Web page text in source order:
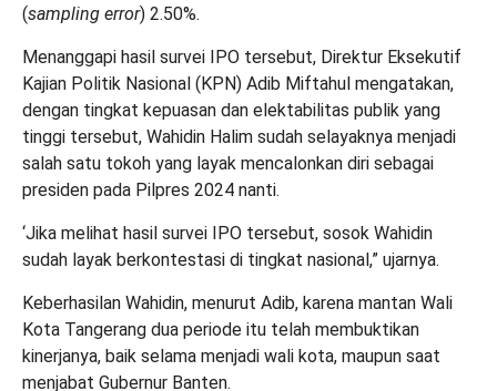
(sampling error) 2.50%.
Menanggapi hasil survei IPO tersebut, Direktur Eksekutif
Kajian Politik Nasional (KPN) Adib Miftahul mengatakan,
dengan tingkat kepuasan dan elektabilitas publik yang
tinggi tersebut, Wahidin Halim sudah selayaknya menjadi
salah satu tokoh yang layak mencalonkan diri sebagai
presiden pada Pilpres 2024 nanti.
‘Jika melihat hasil survei IPO tersebut, sosok Wahidin
sudah layak berkontestasi di tingkat nasional,” ujarnya.
Keberhasilan Wahidin, menurut Adib, karena mantan Wali
Kota Tangerang dua periode itu telah membuktikan
kinerjanya, baik selama menjadi wali kota, maupun saat
menjabat Gubernur Banten.